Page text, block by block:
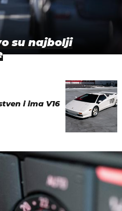
su najbolji
i ima V16